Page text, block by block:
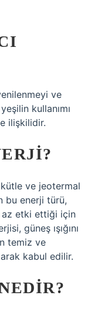
ve
kullanımı
ilişkilidir.
ve jeotermal
bu enerji türü,
az etki ettiği için
güneş ışığını
temiz ve
kabul edilir.